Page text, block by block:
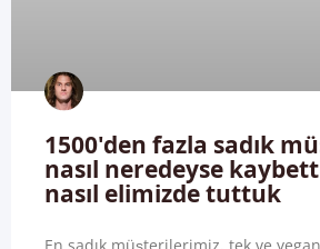
1500'den fazla sadık
nasıl neredeyse
nasıl elimizde tuttuk